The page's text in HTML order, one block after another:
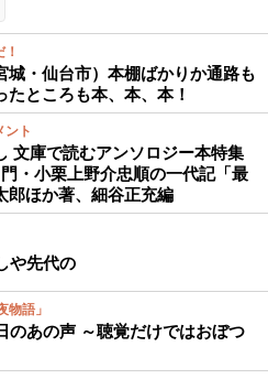
城・仙台市）本棚ばかりか通路も
ところも本、本、本！
ント
文庫で読むアンソロジー本特集
門・小栗上野介忠順の一代記「最
郎ほか著、細谷正充編
や先代の
物語」
のあの声 ～聴覚だけではおぼつ